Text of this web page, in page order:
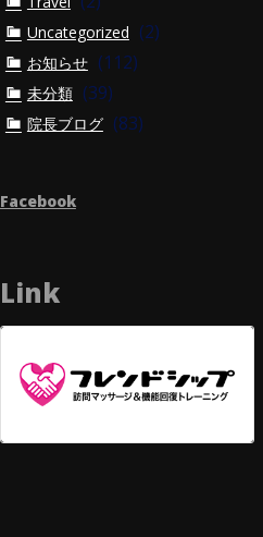
Uncategorized (2)
お知らせ (112)
未分類 (39)
院長ブログ (83)
Facebook
Link